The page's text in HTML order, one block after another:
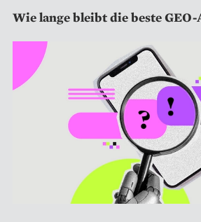
Wie lange bleibt die beste